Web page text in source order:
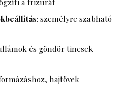
: személyre szabható
és göndör tincsek
hajtövek